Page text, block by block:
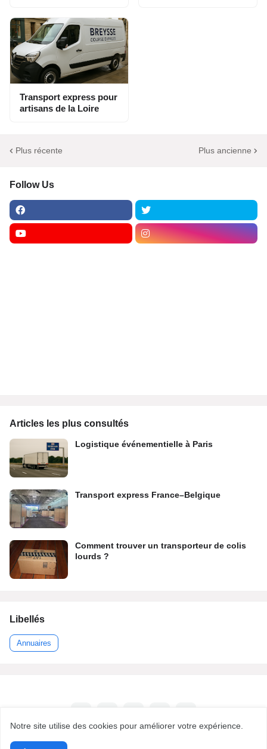
Transport express pour
artisans de la Loire
Plus récente Plus ancienne
Follow Us
Articles les plus consultés
Logistique événementielle à Paris
Transport express France–Belgique
Comment trouver un transporteur de colis
lourds ?
Libellés
Annuaires
Notre site utilise des cookies pour améliorer votre expérience.